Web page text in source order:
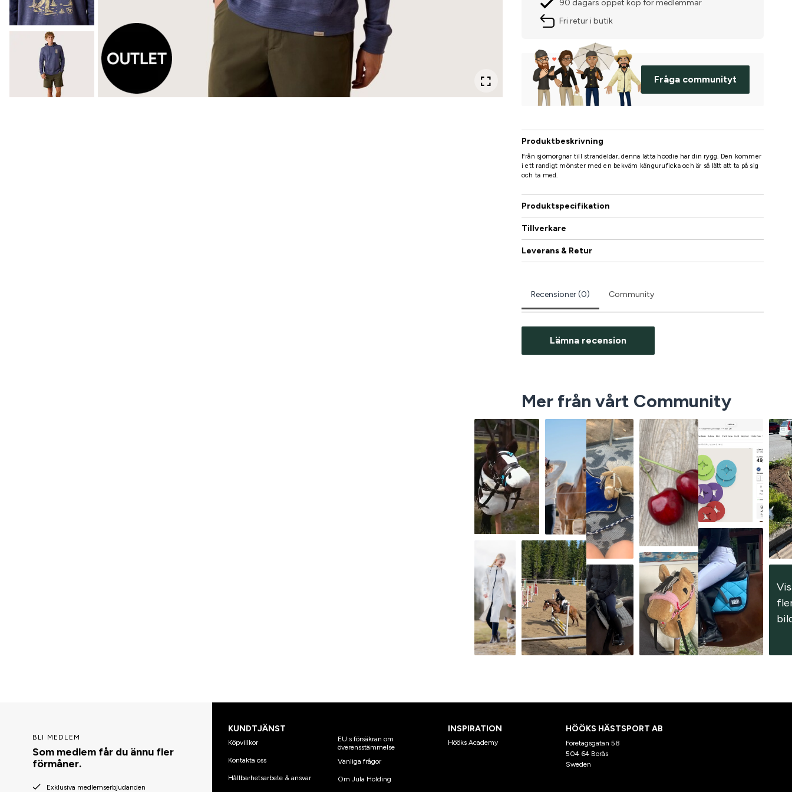
90 dagars öppet köp för medlemmar
Fri retur i butik
Fråga communityt
Produktbeskrivning
Från sjömorgnar till strandeldar, denna lätta hoodie har din rygg. Den kommer
i ett randigt mönster med en bekväm känguruficka och är så lätt att ta på sig
och ta med.
Produktspecifikation
Tillverkare
Leverans & Retur
Recensioner (0) Community
Lämna recension
Mer från vårt Community
BLI MEDLEM
Som medlem får du ännu fler
förmåner.
Exklusiva medlemserbjudanden
KUNDTJÄNST
Köpvillkor
Kontakta oss
Hållbarhetsarbete & ansvar
EU:s försäkran om
överensstämmelse
Vanliga frågor
Om Jula Holding
INSPIRATION
Hööks Academy
HÖÖKS HÄSTSPORT AB
Företagsgatan 58
504 64 Borås
Sweden